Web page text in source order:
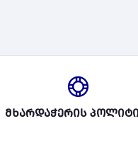
მხარდაჭერის